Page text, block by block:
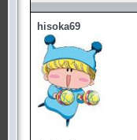
hisoka69